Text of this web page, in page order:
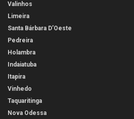
Valinhos
Limeira
Santa Bárbara D’Oeste
Pedreira
Holambra
Indaiatuba
Itapira
Vinhedo
Taquaritinga
Nova Odessa